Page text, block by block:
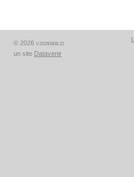
© 2026 V.20260808.22
un site Datavenir